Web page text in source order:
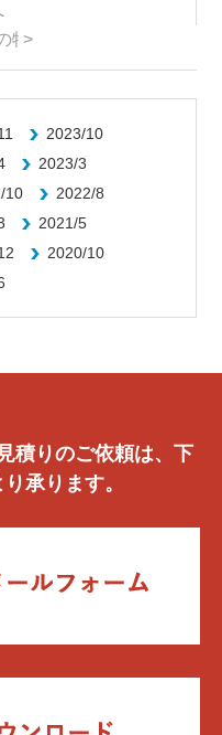
特徴をご紹介！当社の超
>
2023/10
2023/3
10
2022/8
2021/5
2020/10
積りのご依頼は、下
承ります。